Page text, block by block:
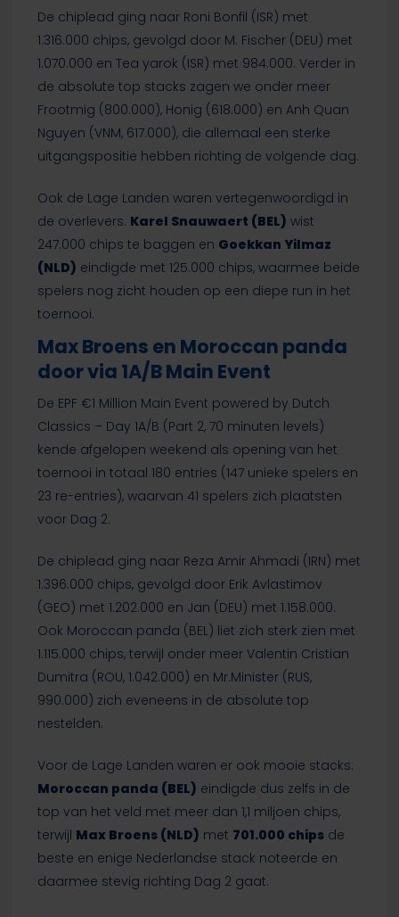
De chiplead ging naar Roni Bonfil (ISR) met
1.316.000 chips, gevolgd door M. Fischer (DEU) met
1.070.000 en Tea yarok (ISR) met 984.000. Verder in
de absolute top stacks zagen we onder meer
Frootmig (800.000), Honig (618.000) en Anh Quan
Nguyen (VNM, 617.000), die allemaal een sterke
uitgangspositie hebben richting de volgende dag.
Ook de Lage Landen waren vertegenwoordigd in
de overlevers. Karel Snauwaert (BEL) wist
247.000 chips te baggen en Goekkan Yilmaz
(NLD) eindigde met 125.000 chips, waarmee beide
spelers nog zicht houden op een diepe run in het
toernooi.
Max Broens en Moroccan panda
door via 1A/B Main Event
De EPF €1 Million Main Event powered by Dutch
Classics – Day 1A/B (Part 2, 70 minuten levels)
kende afgelopen weekend als opening van het
toernooi in totaal 180 entries (147 unieke spelers en
23 re-entries), waarvan 41 spelers zich plaatsten
voor Dag 2.
De chiplead ging naar Reza Amir Ahmadi (IRN) met
1.396.000 chips, gevolgd door Erik Avlastimov
(GEO) met 1.202.000 en Jan (DEU) met 1.158.000.
Ook Moroccan panda (BEL) liet zich sterk zien met
1.115.000 chips, terwijl onder meer Valentin Cristian
Dumitra (ROU, 1.042.000) en Mr.Minister (RUS,
990.000) zich eveneens in de absolute top
nestelden.
Voor de Lage Landen waren er ook mooie stacks:
Moroccan panda (BEL) eindigde dus zelfs in de
top van het veld met meer dan 1,1 miljoen chips,
terwijl Max Broens (NLD) met 701.000 chipsde
beste en enige Nederlandse stack noteerde en
daarmee stevig richting Dag 2 gaat.